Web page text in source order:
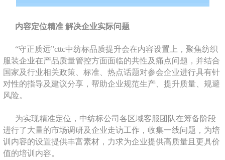
内容定位精准 解决企业实际问题
“守正质远”cttc中纺标品质提升会在内容设置上，聚焦纺织
服装企业在产品质量管控方面面临的共性及痛点问题，并结合
国家及行业相关政策、标准、热点话题对参会企业进行具有针
对性的指导及建议分享，帮助企业规范生产、提升质量、规避
风险。
为实现精准定位，中纺标公司各区域客服团队在筹备阶段
进行了大量的市场调研及企业走访工作，收集一线问题，为培
训内容的设置提供丰富素材，力求为企业提供高质量且更具价
值的培训内容。